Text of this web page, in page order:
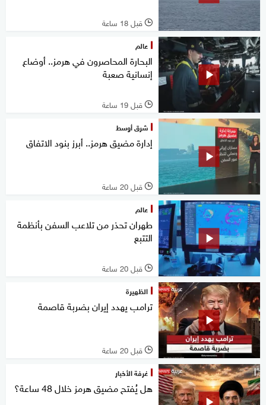
l قبل 18 ساعة
عالم
البحارة المحاصرون في هرمز.. أوضاع
إنسانية صعبة
l قبل 19 ساعة
شرق أوسط
إدارة مضيق هرمز.. أبرز بنود الاتفاق
l قبل 20 ساعة
عالم
طهران تحذر من تلاعب السفن بأنظمة
التتبع
l قبل 20 ساعة
الظهيرة
ترامب يهدد إيران بضربة قاصمة
l قبل 20 ساعة
غرفة الأخبار
هل يُفتح مضيق هرمز خلال 48 ساعة؟